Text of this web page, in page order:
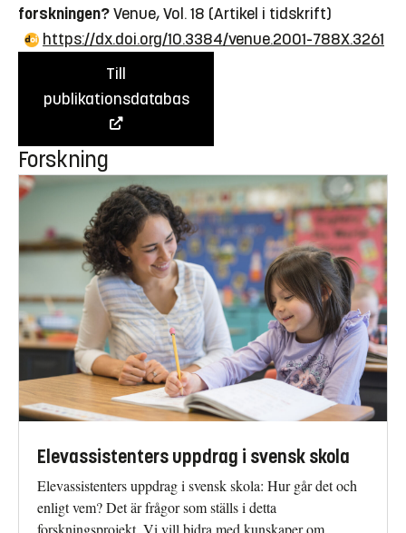
forskningen?Venue, Vol. 18 (Artikel i tidskrift)
https://dx.doi.org/10.3384/venue.2001-788X.3261
Till
publikationsdatabas
Forskning
Elevassistenters uppdrag i svensk skola
Elevassistenters uppdrag i svensk skola: Hur går det och
enligt vem? Det är frågor som ställs i detta
forskningsprojekt. Vi vill bidra med kunskaper om